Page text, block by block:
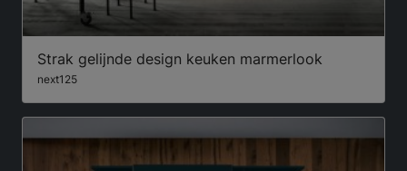
Strak gelijnde design keuken marmerlook
next125